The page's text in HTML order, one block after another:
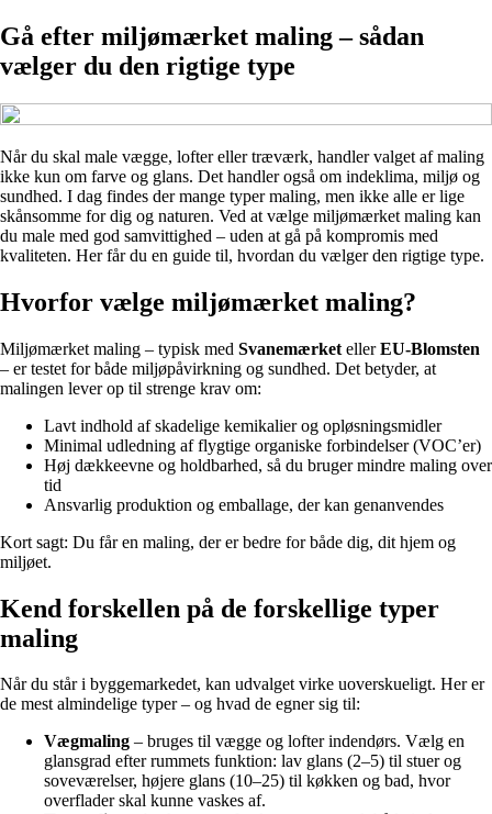
Gå efter miljømærket maling – sådan
vælger du den rigtige type
Når du skal male vægge, lofter eller træværk, handler valget af maling
ikke kun om farve og glans. Det handler også om indeklima, miljø og
sundhed. I dag findes der mange typer maling, men ikke alle er lige
skånsomme for dig og naturen. Ved at vælge miljømærket maling kan
du male med god samvittighed – uden at gå på kompromis med
kvaliteten. Her får du en guide til, hvordan du vælger den rigtige type.
Hvorfor vælge miljømærket maling?
Miljømærket maling – typisk med Svanemærket ellerEU-Blomsten
– er testet for både miljøpåvirkning og sundhed. Det betyder, at
malingen lever op til strenge krav om:
Lavt indhold af skadelige kemikalier og opløsningsmidler
Minimal udledning af flygtige organiske forbindelser (VOC’er)
Høj dækkeevne og holdbarhed, så du bruger mindre maling over
tid
Ansvarlig produktion og emballage, der kan genanvendes
Kort sagt: Du får en maling, der er bedre for både dig, dit hjem og
miljøet.
Kend forskellen på de forskellige typer
maling
Når du står i byggemarkedet, kan udvalget virke uoverskueligt. Her er
de mest almindelige typer – og hvad de egner sig til:
Vægmaling – bruges til vægge og lofter indendørs. Vælg en
glansgrad efter rummets funktion: lav glans (2–5) til stuer og
soveværelser, højere glans (10–25) til køkken og bad, hvor
overflader skal kunne vaskes af.